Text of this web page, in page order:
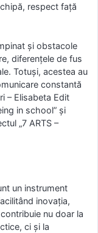
respect față
și obstacole
diferențele de fus
Totuși, acestea au
constantă
– Elisabeta Edit
in school” și
„7 ARTS –
un instrument
inovația,
nu doar la
ci și la